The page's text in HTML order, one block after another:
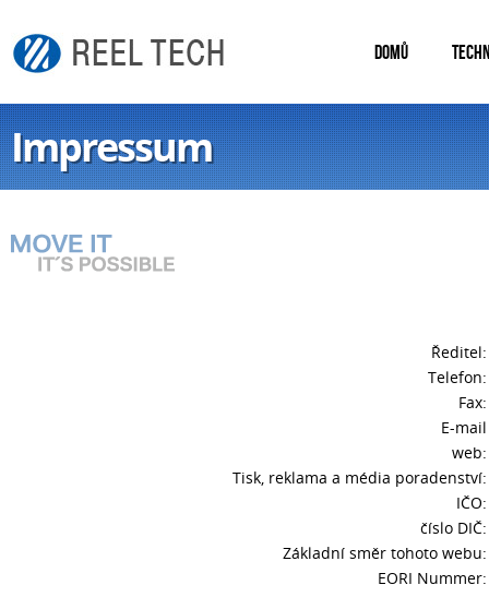
DOMŮ
Impressum
Ředitel:
Telefon:
Fax:
E-mail
web:
Tisk, reklama a média poradenství:
IČO:
číslo DIČ:
Základní směr tohoto webu:
EORI Nummer: